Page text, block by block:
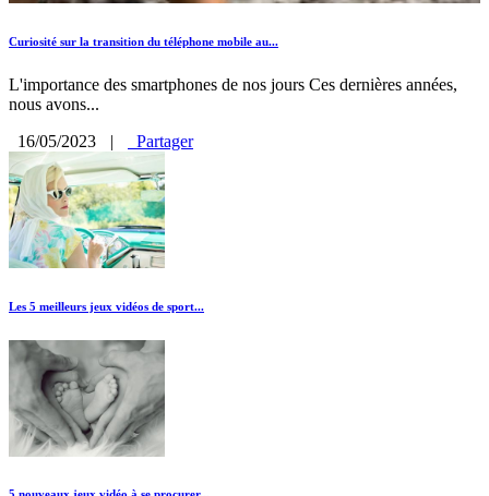
Curiosité sur la transition du téléphone mobile au...
L'importance des smartphones de nos jours Ces dernières années,
nous avons...
16/05/2023
| Partager
Les 5 meilleurs jeux vidéos de sport...